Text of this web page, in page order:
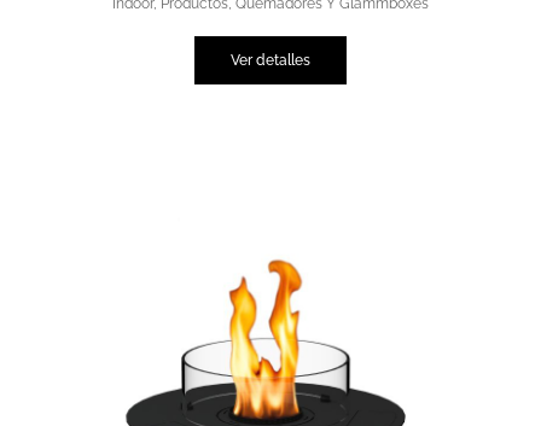
Indoor, Productos, Quemadores Y Glammboxes
Ver detalles